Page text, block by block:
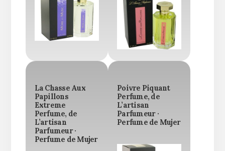
La Chasse Aux
Papillons
Extreme
Perfume, de
L’artisan
Parfumeur ·
Perfume de Mujer
Poivre Piquant
Perfume, de
L’artisan
Parfumeur ·
Perfume de Mujer